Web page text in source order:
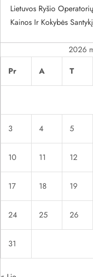
p
į
r
a
Lietuvos Ryšio
Kainos Ir Kokybės
2026
Pr
A T
3 4 5
10 11 12
17 18 19
24 25 26
31